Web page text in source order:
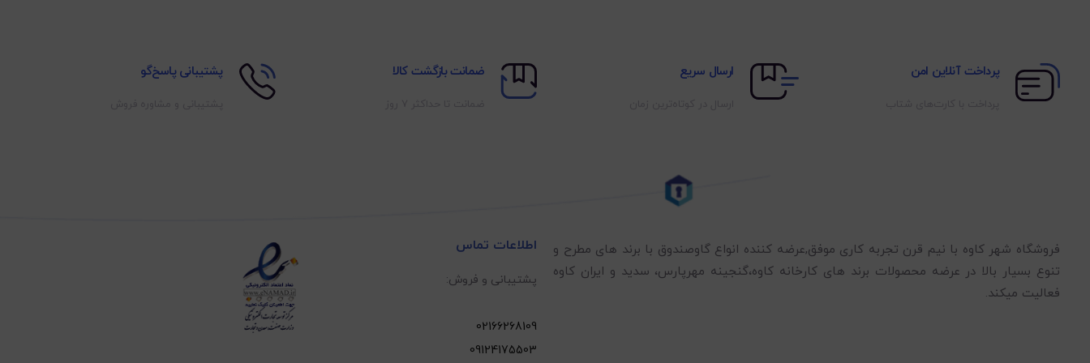
پرداخت آنلاین امن ارسال سریع ضمانت بازگشت کالا پشتیبانی پاسخ‌گو
فروشگاه شهر کاوه با نیم قرن تجربه کاری موفق,عرضه کننده انواع گاوصندوق با برند های مطرح و
تنوع بسیار بالا در عرضه محصولات برند های کارخانه کاوه،گنجینه مهرپارس، سدید و ایران کاوه
فعالیت میکند.
اطلاعات تماس
پشتیبانی و فروش:
02166268109
09124175503